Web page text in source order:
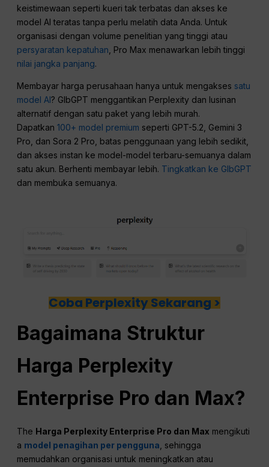
keistimewaan seperti kueri tak terbatas dan akses ke
model AI teratas tanpa perlu melatih data Anda. Untuk
organisasi dengan volume penelitian yang tinggi atau
persyaratan kepatuhan , Pro Max menawarkan lebih tinggi
nilai jangka panjang.
Membayar harga perusahaan hanya untuk mengakses satu
model AI? GlbGPT menggantikan Perplexity dan lusinan
alternatif dengan satu paket yang lebih murah.
Dapatkan100+ model premium seperti GPT-5.2, Gemini 3
Pro, dan Sora 2 Pro, batas penggunaan yang lebih sedikit,
dan akses instan ke model-model terbaru-semuanya dalam
satu akun. Berhenti membayar lebih. Tingkatkan ke GlbGPT
dan membuka semuanya.
Coba Perplexity Sekarang >
Bagaimana Struktur
Harga Perplexity
Enterprise Pro dan Max?
The Harga Perplexity Enterprise Pro dan Max mengikuti
a model penagihan per pengguna, sehingga
memudahkan organisasi untuk meningkatkan atau